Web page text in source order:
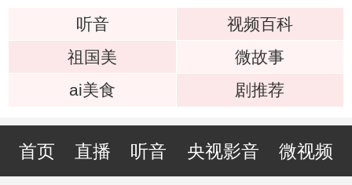
听音
视频百科
祖国美
微故事
ai美食
剧推荐
首页 直播 听音 央视影音 微视频